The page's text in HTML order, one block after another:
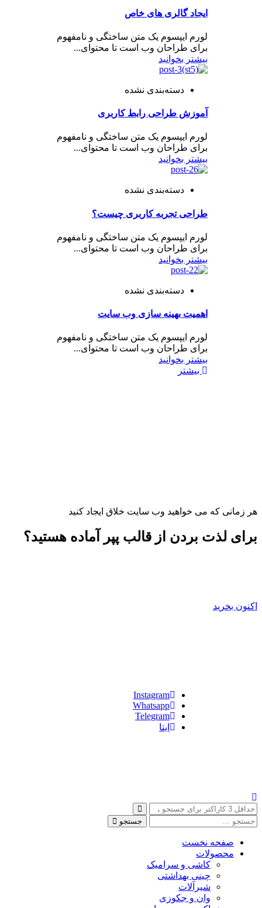
ایجاد گالری های خاص
لورم ایپسوم یک متن ساختگی و نامفهوم
برای طراحان وب است تا محتوای...
بیشتر بخوانید
دسته‌بندی نشده
آموزش طراحی رابط کاربری
لورم ایپسوم یک متن ساختگی و نامفهوم
برای طراحان وب است تا محتوای...
بیشتر بخوانید
دسته‌بندی نشده
طراحی تجربه کاربری چیست؟
لورم ایپسوم یک متن ساختگی و نامفهوم
برای طراحان وب است تا محتوای...
بیشتر بخوانید
دسته‌بندی نشده
اهمیت بهینه سازی وب سایت
لورم ایپسوم یک متن ساختگی و نامفهوم
برای طراحان وب است تا محتوای...
بیشتر بخوانید
بیشتر
هر زمانی که می خواهید وب سایت خلاق ایجاد کنید
برای لذت بردن از قالب پپر آماده هستید؟
اکنون بخرید
Instagram
Whatsapp
Telegram
ایتا
جستجو
صفحه نخست
محصولات
کاشی و سرامیک
چینی بهداشتی
شیرآلات
وان و جکوزی